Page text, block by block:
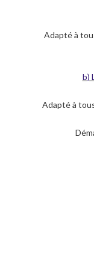
Adapté à
b)
Adapté à